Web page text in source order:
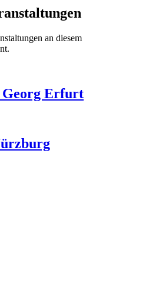
an diesem
Georg Erfurt